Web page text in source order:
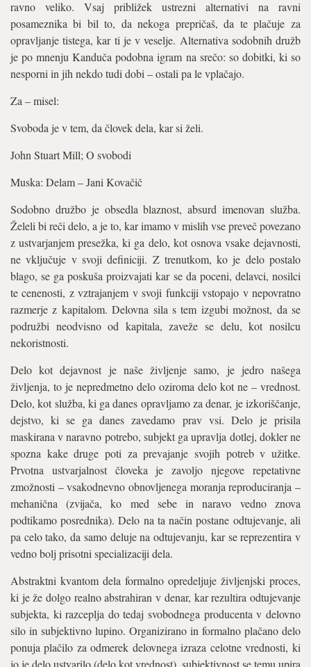
ravno veliko. Vsaj približek ustrezni alternativi na ravni
posameznika bi bil to, da nekoga prepričaš, da te plačuje za
opravljanje tistega, kar ti je v veselje. Alternativa sodobnih družb
je po mnenju Kanduča podobna igram na srečo: so dobitki, ki so
nesporni in jih nekdo tudi dobi – ostali pa le vplačajo.
Za – misel:
Svoboda je v tem, da človek dela, kar si želi.
John Stuart Mill; O svobodi
Muska: Delam – Jani Kovačič
Sodobno družbo je obsedla blaznost, absurd imenovan služba.
Želeli bi reči delo, a je to, kar imamo v mislih vse preveč povezano
z ustvarjanjem presežka, ki ga delo, kot osnova vsake dejavnosti,
ne vključuje v svoji definiciji. Z trenutkom, ko je delo postalo
blago, se ga poskuša proizvajati kar se da poceni, delavci, nosilci
te cenenosti, z vztrajanjem v svoji funkciji vstopajo v nepovratno
razmerje z kapitalom. Delovna sila s tem izgubi možnost, da se
podružbi neodvisno od kapitala, zaveže se delu, kot nosilcu
nekoristnosti.
Delo kot dejavnost je naše življenje samo, je jedro našega
življenja, to je nepredmetno delo oziroma delo kot ne – vrednost.
Delo, kot služba, ki ga danes opravljamo za denar, je izkoriščanje,
dejstvo, ki se ga danes zavedamo prav vsi. Delo je prisila
maskirana v naravno potrebo, subjekt ga upravlja dotlej, dokler ne
spozna kake druge poti za prevajanje svojih potreb v užitke.
Prvotna ustvarjalnost človeka je zavoljo njegove repetativne
zmožnosti – vsakodnevno obnovljenega moranja reproduciranja –
mehanična (zvijača, ko med sebe in naravo vedno znova
podtikamo posrednika). Delo na ta način postane odtujevanje, ali
pa celo tako, da samo deluje na odtujevanju, kar se reprezentira v
vedno bolj prisotni specializaciji dela.
Abstraktni kvantom dela formalno opredeljuje življenjski proces,
ki je že dolgo realno abstrahiran v denar, kar rezultira odtujevanje
subjekta, ki razceplja do tedaj svobodnega producenta v delovno
silo in subjektivno lupino. Organizirano in formalno plačano delo
ponuja plačilo za odmerek delovnega izraza celotne vrednosti, ki
jo je delo ustvarilo (delo kot vrednost), subjektivnost se temu upira